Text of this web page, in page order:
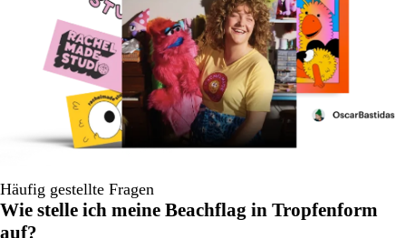
Häufig gestellte Fragen
Wie stelle ich meine Beachflag in Tropfenform
auf?